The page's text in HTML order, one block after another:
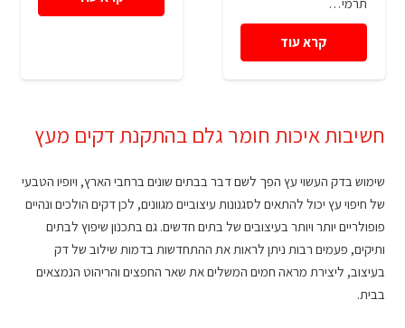
קרא עוד
חשיבות איכות חומר גלם בהתקנת דקים מעץ
שימוש בדק העשוי עץ הפך לשם דבר בבתים שונים ברחבי הארץ, ויופיו הטבעי
של חיפוי עץ יכול להתאים לסגנונות עיצוביים מגוונים, לכן דקים הולכים ונהיים
פופולריים יותר ויותר בעיצובים של בתים חדשים. גם בתכנון שיפוץ לבתים
ותיקים, פעמים רבות ניתן לראות את ההתחדשות בדמות שילוב של דק
בעיצוב, ליצירת מראה חמים המשלים את שאר החפצים והריהוט הנמצאים
בבית.